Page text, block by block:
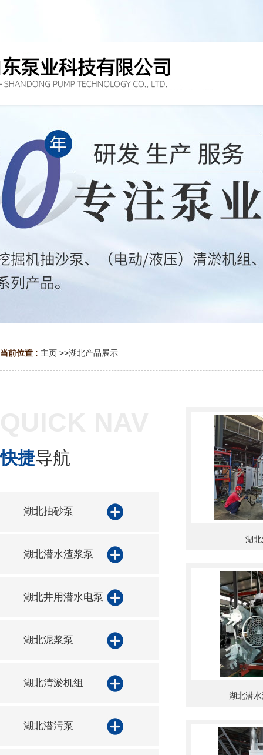
当前位置 : 主页 >>湖北产品展示
快捷导航
湖北抽砂泵
湖北潜水渣浆泵
湖北井用潜水电泵
湖北泥浆泵
湖北清淤机组
湖北潜污泵
湖
湖北潜